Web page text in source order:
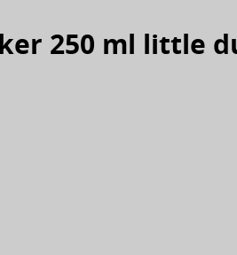
250 ml little